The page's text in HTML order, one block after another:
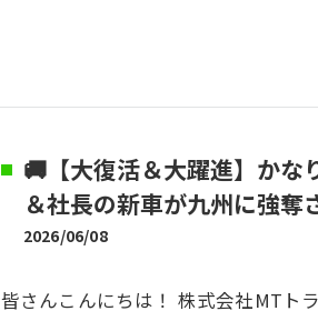
🚚【大復活＆大躍進】かな
＆社長の新車が九州に強奪
2026/06/08
皆さんこんにちは！ 株式会社MTト